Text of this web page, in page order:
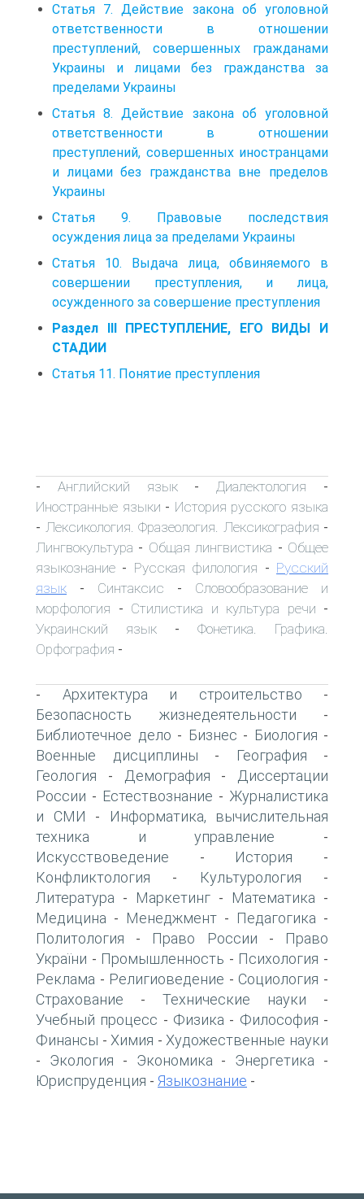
Статья 7. Действие закона об уголовной
ответственности в отношении
преступлений, совершенных гражданами
Украины и лицами без гражданства за
пределами Украины
Статья 8. Действие закона об уголовной
ответственности в отношении
преступлений, совершенных иностранцами
и лицами без гражданства вне пределов
Украины
Статья 9. Правовые последствия
осуждения лица за пределами Украины
Статья 10. Выдача лица, обвиняемого в
совершении преступления, и лица,
осужденного за совершение преступления
Раздел III ПРЕСТУПЛЕНИЕ, ЕГО ВИДЫ И
СТАДИИ
Статья 11. Понятие преступления
- Английский язык- Диалектология -
Иностранные языки - История русского языка
- Лексикология. Фразеология. Лексикография -
Лингвокультура - Общая лингвистика - Общее
языкознание - Русская филология - Русский
язык - Синтаксис - Словообразование и
морфология - Стилистика и культура речи -
Украинский язык - Фонетика. Графика.
Орфография -
- Архитектура и строительство -
Безопасность жизнедеятельности -
Библиотечное дело - Бизнес - Биология -
Военные дисциплины - География -
Геология - Демография -
Диссертации
России - Естествознание - Журналистика
и СМИ -
Информатика, вычислительная
техника и управление -
Искусствоведение - История -
Конфликтология - Культурология -
Литература - Маркетинг - Математика -
Медицина - Менеджмент - Педагогика -
Политология - Право России -
Право
України - Промышленность - Психология -
Реклама - Религиоведение - Социология -
Страхование - Технические науки -
Учебный процесс - Физика - Философия -
Финансы - Химия - Художественные науки
- Экология - Экономика - Энергетика -
Юриспруденция - Языкознание -